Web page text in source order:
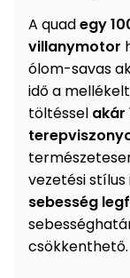
A quadegy
villanymotor
ólom-savas
idő a
töltéssel akár
vezetési stílus
sebesség
csökkenthető.